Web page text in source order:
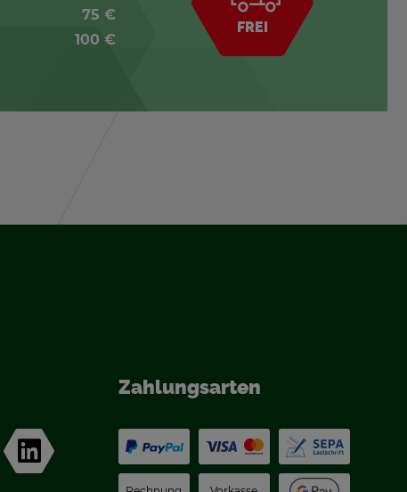
75 €
100 €
FREI
Zah­lungs­ar­ten